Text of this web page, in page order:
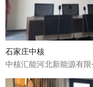
石家庄中核
中核汇能河北新能源有
2023年1月9日完